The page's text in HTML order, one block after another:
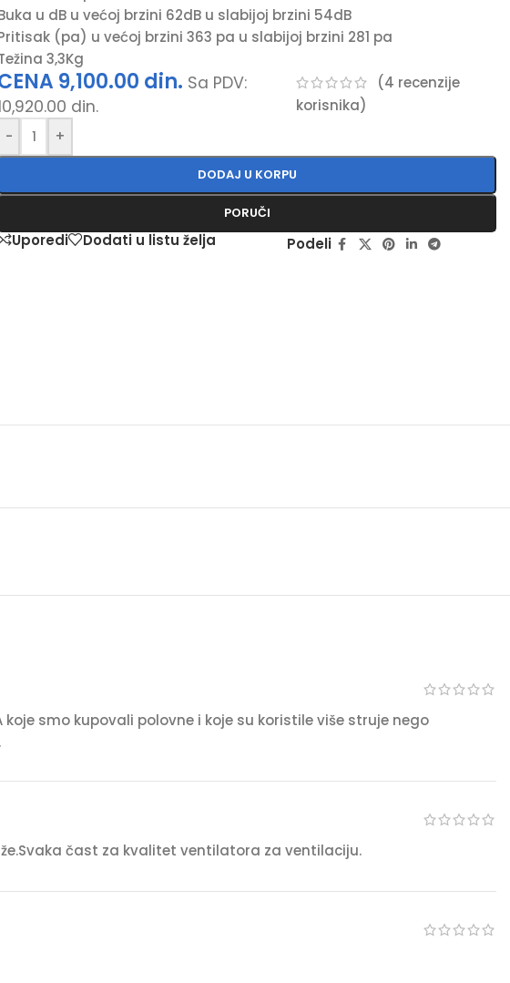
u dB u većoj brzini 62dB u slabijoj brzini 54dB
(pa) u većoj brzini 363 pa u slabijoj brzini 281 pa
3,3Kg
9,100.00 din. Sa PDV:
din.
(4 recenzije
korisnika)
-
+
DODAJ U KORPU
PORUČI
Uporedi Dodati u listu želja Podeli
koje smo kupovali polovne i koje su koristile više struje nego
čast za kvalitet ventilatora za ventilaciju.